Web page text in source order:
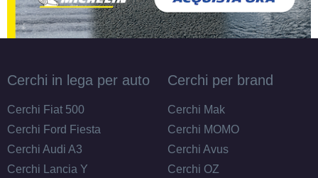
Cerchi in lega per auto
Cerchi Fiat 500
Cerchi Ford Fiesta
Cerchi Audi A3
Cerchi Lancia Y
Cerchi per brand
Cerchi Mak
Cerchi MOMO
Cerchi Avus
Cerchi OZ